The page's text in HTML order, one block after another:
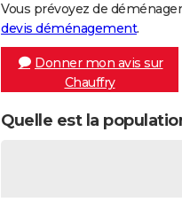
Vous prévoyez de
devis déménagement.
Donner mon avis sur
Chauffry
Quelle est la